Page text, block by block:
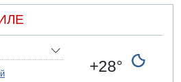
БПЛА со взрывчаткой по
двое маленьких детей
+28°